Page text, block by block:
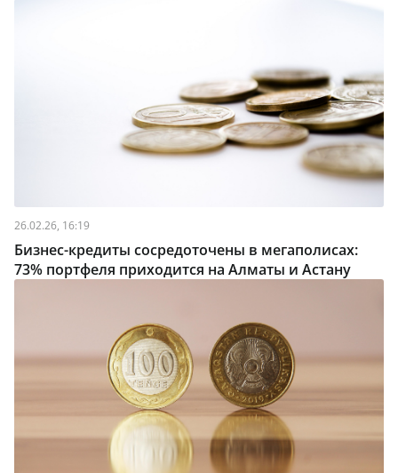
26.02.26, 16:19
Бизнес-кредиты сосредоточены в мегаполисах:
73% портфеля приходится на Алматы и Астану